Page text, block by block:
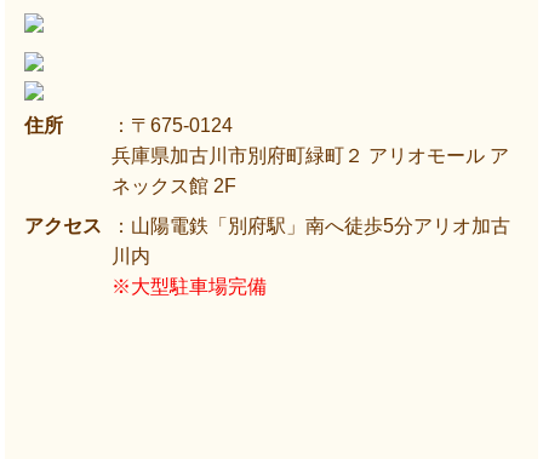
住所
：〒675-0124
兵庫県加古川市別府町緑町２ アリオモール ア
ネックス館 2F
アクセス
：山陽電鉄「別府駅」南へ徒歩5分アリオ加古
川内
※大型駐車場完備